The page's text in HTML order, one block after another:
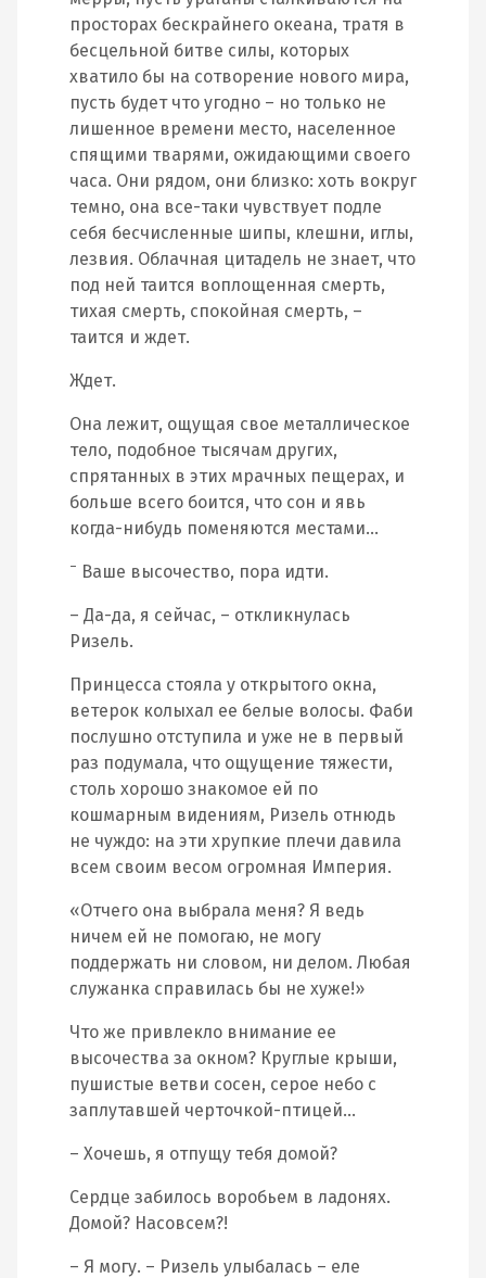
просторах бескрайнего океана, тратя в
бесцельной битве силы, которых
хватило бы на сотворение нового мира,
пусть будет что угодно – но только не
лишенное времени место, населенное
спящими тварями, ожидающими своего
часа. Они рядом, они близко: хоть вокруг
темно, она все-таки чувствует подле
себя бесчисленные шипы, клешни, иглы,
лезвия. Облачная цитадель не знает, что
под ней таится воплощенная смерть,
тихая смерть, спокойная смерть, –
таится и ждет.
Ждет.
Она лежит, ощущая свое металлическое
тело, подобное тысячам других,
спрятанных в этих мрачных пещерах, и
больше всего боится, что сон и явь
когда-нибудь поменяются местами…
– Ваше высочество, пора идти.
– Да-да, я сейчас, – откликнулась
Ризель.
Принцесса стояла у открытого окна,
ветерок колыхал ее белые волосы. Фаби
послушно отступила и уже не в первый
раз подумала, что ощущение тяжести,
столь хорошо знакомое ей по
кошмарным видениям, Ризель отнюдь
не чуждо: на эти хрупкие плечи давила
всем своим весом огромная Империя.
«Отчего она выбрала меня? Я ведь
ничем ей не помогаю, не могу
поддержать ни словом, ни делом. Любая
служанка справилась бы не хуже!»
Что же привлекло внимание ее
высочества за окном? Круглые крыши,
пушистые ветви сосен, серое небо с
заплутавшей черточкой-птицей…
– Хочешь, я отпущу тебя домой?
Сердце забилось воробьем в ладонях.
Домой? Насовсем?!
– Я могу. – Ризель улыбалась – еле